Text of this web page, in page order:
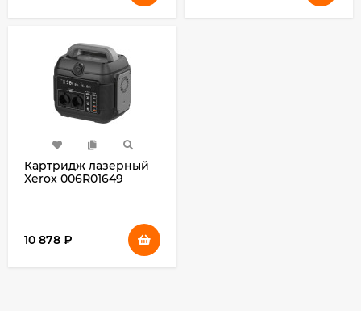
Картридж лазерный
Xerox 006R01649
10 878 ₽